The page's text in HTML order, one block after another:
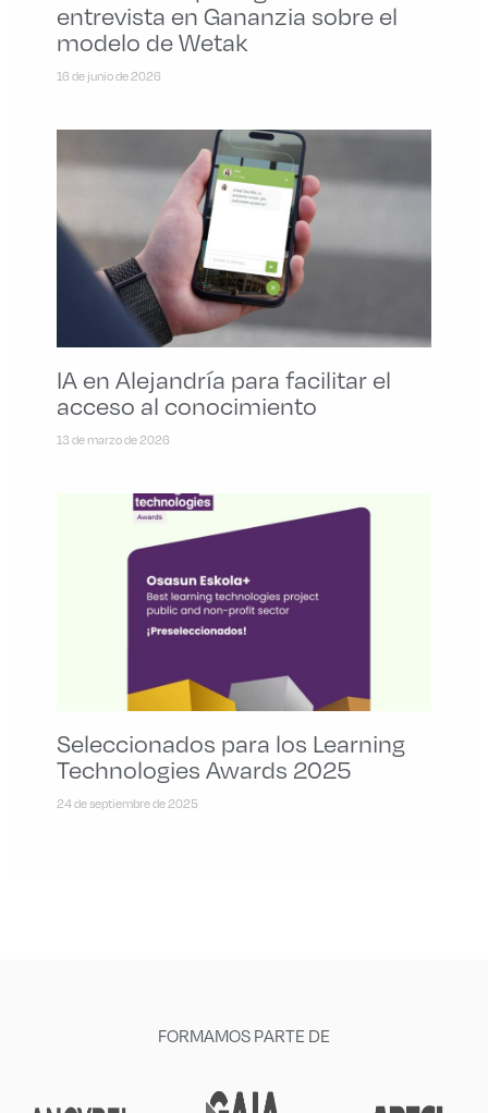
entrevista en Gananzia sobre el
modelo de Wetak
16 de junio de 2026
IA en Alejandría para facilitar el
acceso al conocimiento
13 de marzo de 2026
Seleccionados para los Learning
Technologies Awards 2025
24 de septiembre de 2025
FORMAMOS PARTE DE